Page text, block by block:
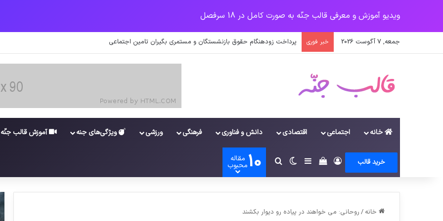
ویدیو آموزش و معرفی قالب جنّه به صورت کامل در 18 سرفصل
جمعه, 7 آگوست 2026 خبر فوری پرداخت حقوق کارکنان دستگاه‌ها در سال ۱۴۰۰ منوط به ثبت اطلاعات کارکنان در سامانه شد
خانه اجتماعی اقتصادی دانش و فناوری فرهنگی ورزشی ویژگی‌های جنه آموزش قالب جنّه
خرید قالب وروددیدن سبد خرید
سایدبارتغییر پوسته
جستجو برای
10 مقاله
محبوب
خانه / روحانی: می خواهند در پیاده رو دیوار بکشند